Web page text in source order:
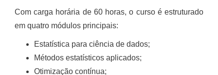
Com carga horária de 60 horas, o curso é estruturado
em quatro módulos principais:
Estatística para ciência de dados;
Métodos estatísticos aplicados;
Otimização contínua;